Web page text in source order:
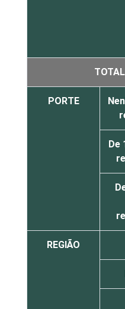
TOTAL
PORTE
De
REGIÃO